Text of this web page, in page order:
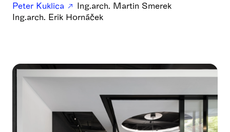
Peter Kuklica
Ing.arch. Martin Smerek
Ing.arch. Erik Hornáček